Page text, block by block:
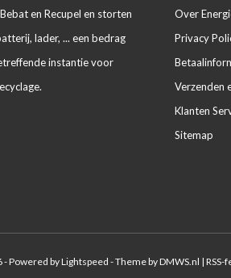
en Recupel en storten
lader, ... een bedrag
instantie voor
Over
Privacy
Verzenden
Klanten
Sitemap
- Powered byLightspeed - Theme byDMWS.nl | RSS-